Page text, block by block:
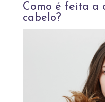
Como é feita a
cabelo?